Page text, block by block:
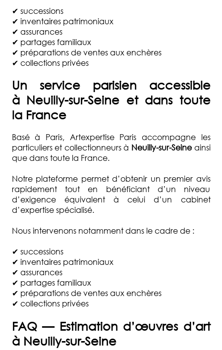
✔ successions
✔ inventaires patrimoniaux
✔ assurances
✔ partages familiaux
✔ préparations de ventes aux enchères
✔ collections privées
Un service parisien accessible
à Neuilly-sur-Seine et dans toute
la France
Basé à Paris, Artexpertise Paris accompagne les
particuliers et collectionneurs à Neuilly-sur-Seineainsi
que dans toute la France.
Notre plateforme permet d’obtenir un premier avis
rapidement tout en bénéficiant d’un niveau
d’exigence équivalent à celui d’un cabinet
d’expertise spécialisé.
Nous intervenons notamment dans le cadre de :
✔ successions
✔ inventaires patrimoniaux
✔ assurances
✔ partages familiaux
✔ préparations de ventes aux enchères
✔ collections privées
FAQ — Estimation d’œuvres d’art
à Neuilly-sur-Seine